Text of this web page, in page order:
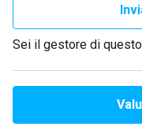
Sei il gestore di